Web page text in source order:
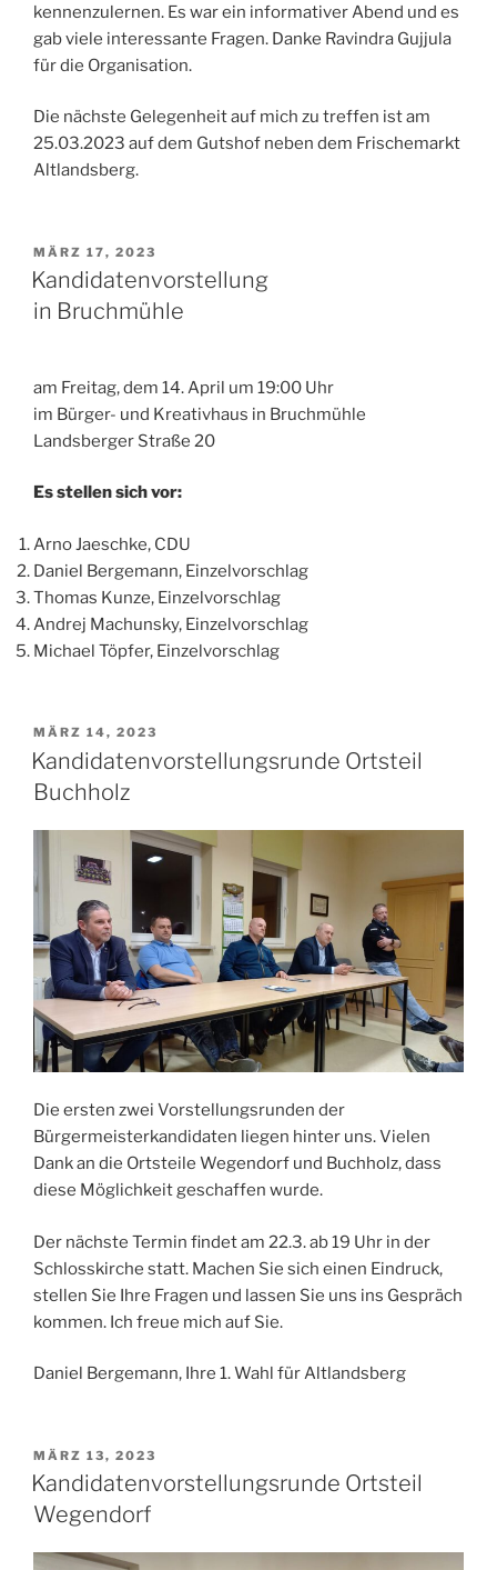
kennenzulernen. Es war ein informativer Abend und es
gab viele interessante Fragen. Danke Ravindra Gujjula
für die Organisation.
Die nächste Gelegenheit auf mich zu treffen ist am
25.03.2023 auf dem Gutshof neben dem Frischemarkt
Altlandsberg.
VERÖFFENTLICHT
AM
MÄRZ 17, 2023
Kandidatenvorstellung
in Bruchmühle
am Freitag, dem 14. April um 19:00 Uhr
im Bürger- und Kreativhaus in Bruchmühle
Landsberger Straße 20
Es stellen sich vor:
Arno Jaeschke, CDU
Daniel Bergemann, Einzelvorschlag
Thomas Kunze, Einzelvorschlag
Andrej Machunsky, Einzelvorschlag
Michael Töpfer, Einzelvorschlag
VERÖFFENTLICHT
AM
MÄRZ 14, 2023
Kandidatenvorstellungsrunde Ortsteil
Buchholz
Die ersten zwei Vorstellungsrunden der
Bürgermeisterkandidaten liegen hinter uns. Vielen
Dank an die Ortsteile Wegendorf und Buchholz, dass
diese Möglichkeit geschaffen wurde.
Der nächste Termin findet am 22.3. ab 19 Uhr in der
Schlosskirche statt. Machen Sie sich einen Eindruck,
stellen Sie Ihre Fragen und lassen Sie uns ins Gespräch
kommen. Ich freue mich auf Sie.
Daniel Bergemann, Ihre 1. Wahl für Altlandsberg
VERÖFFENTLICHT
AM
MÄRZ 13, 2023
Kandidatenvorstellungsrunde Ortsteil
Wegendorf